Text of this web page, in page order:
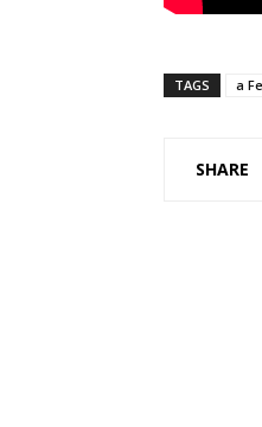
TAGS a
SHARE